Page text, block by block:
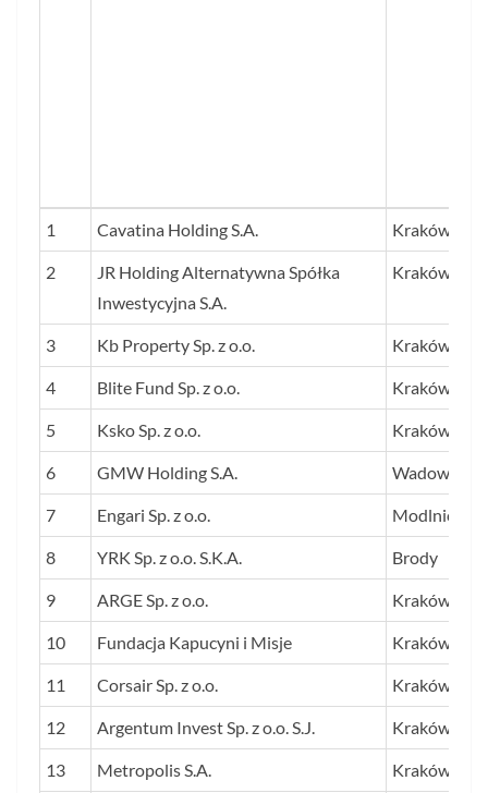
LP. NAZWA FIRMY SIEDZIBA
1 Cavatina Holding S.A. Kraków
2
JR Holding Alternatywna Spółka
Inwestycyjna S.A.
Kraków
3 Kb Property Sp. z o.o. Kraków
4 Blite Fund Sp. z o.o. Kraków
5 Ksko Sp. z o.o. Kraków
6 GMW Holding S.A. Wadowice
7 Engari Sp. z o.o. Modlnica
8 YRK Sp. z o.o. S.K.A. Brody
9 ARGE Sp. z o.o. Kraków
10 Fundacja Kapucyni i Misje Kraków
11 Corsair Sp. z o.o. Kraków
12 Argentum Invest Sp. z o.o. S.J. Kraków
13 Metropolis S.A. Kraków